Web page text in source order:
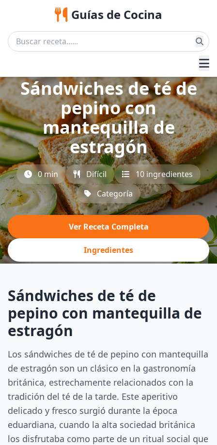
Guías de Cocina
Sándwiches de té de
pepino con
mantequilla de
estragón
0 min Difícil
10 ingredientes
Categoría
Ver Receta Completa
Ingredientes
Sándwiches de té de
pepino con mantequilla de
estragón
Los sándwiches de té de pepino con mantequilla
de estragón son un clásico en la gastronomía
británica, estrechamente relacionados con la
tradición del té de la tarde. Este aperitivo
delicado y fresco surgió durante la época
eduardiana, cuando la alta sociedad británica
los disfrutaba como parte de un ritual social que